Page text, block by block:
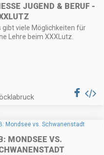
JUGEND & BERUF -
gibt viele Möglichkeiten für
Lehre beim XXXLutz.
MONDSEE VS.